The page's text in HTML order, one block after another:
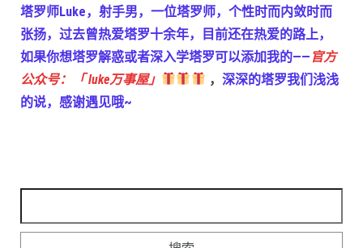
塔罗师Luke，射手男，一位塔罗师，个性时而内敛时而
张扬，过去曾热爱塔罗十余年，目前还在热爱的路上，
如果你想塔罗解惑或者深入学塔罗可以添加我的—— 官方
公众号：「 luke万事屋」
， 深深的塔罗我们浅浅
的说，感谢遇见哦~